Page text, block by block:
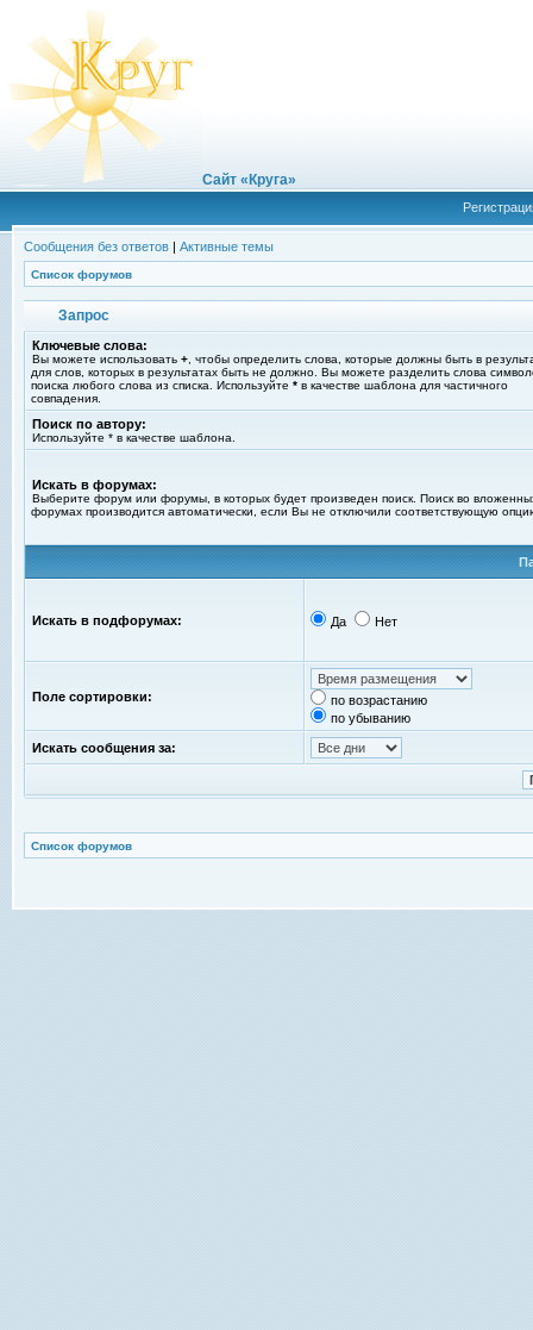
Сайт «Круга»
Сообщения без ответов | Активные темы
Список форумов
Запрос
Ключевые слова:
Вы можете использовать + , чтобы определить слова, которые должны быть в
для слов, которых в результатах быть не должно. Вы можете разделить слова
поиска любого слова из списка. Используйте * в качестве шаблона для частичного
совпадения.
Поиск по автору:
Используйте * в качестве шаблона.
Искать в форумах:
Выберите форум или форумы, в которых будет произведен поиск. Поиск во
форумах производится автоматически, если Вы не отключили соответствующую
Искать в подфорумах: Да Нет
Поле сортировки:
по возрастанию
по убыванию
Искать сообщения за:
Список форумов